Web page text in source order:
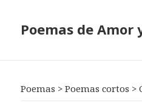
Poemas de Amor
Poemas >Poemas cortos >